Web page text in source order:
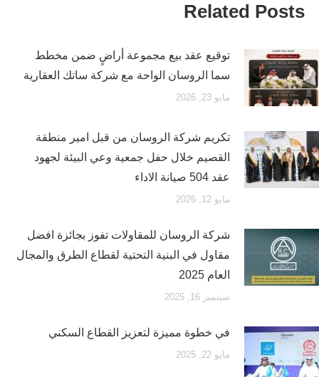
Related Posts
توقيع عقد بيع مجموعة أراضٍ ضمن مخطط
سما الروسان الواحة مع شركة ساتك العقارية
مايو 23, 2026
تكريم شركة الروسان من قبل امير منطقة
القصيم خلال حفل جمعية وعي البيئة لجهود
عقد 504 صيانة الاداء
مايو 12, 2026
شركة الروسان للمقاولات تفوز بجائزة افضل
مقاول في البنية التحتية لقطاع الطرق والمجال
العام 2025
سبتمبر 16, 2025
في خطوة مميزة لتعزيز القطاع السكني
مايو 22, 2025